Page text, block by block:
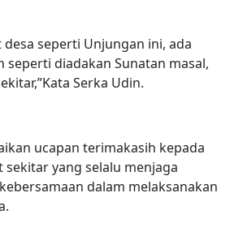
desa seperti Unjungan ini, ada
seperti diadakan Sunatan masal,
Serka Udin.
ucapan terimakasih kepada
yang selalu menjaga
dalam melaksanakan